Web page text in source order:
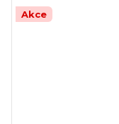
Akce